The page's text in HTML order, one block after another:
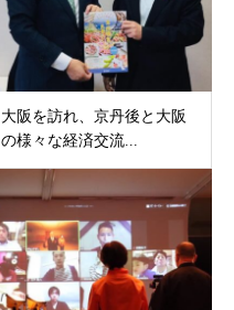
大阪を訪れ、京丹後と大阪
の様々な経済交流...